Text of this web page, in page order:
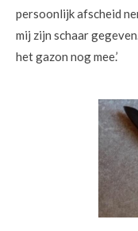
persoonlijk afscheid
mij zijn schaar
het gazon nog mee.’